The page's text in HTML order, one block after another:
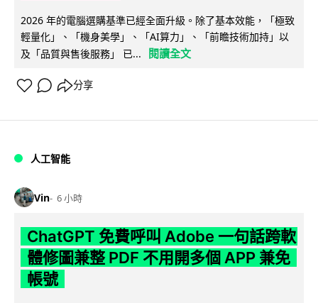
2026 年的電腦選購基準已經全面升級。除了基本效能，「極致
輕量化」、「機身美學」、「AI算力」、「前瞻技術加持」以
及「品質與售後服務」 已...
閱讀全文
分享
人工智能
Vin 6 小時
ChatGPT 免費呼叫 Adobe 一句話跨軟
體修圖兼整 PDF 不用開多個 APP 兼免
帳號